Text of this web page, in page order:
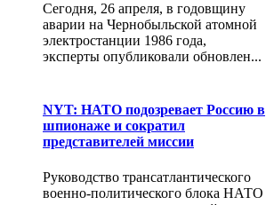
Сегодня, 26 апреля, в годовщину
аварии на Чернобыльской атомной
электростанции 1986 года,
эксперты опубликовали обновлен...
NYT: НАТО подозревает Россию в
шпионаже и сократил
представителей миссии
Руководство трансатлантического
военно-политического блока НАТО